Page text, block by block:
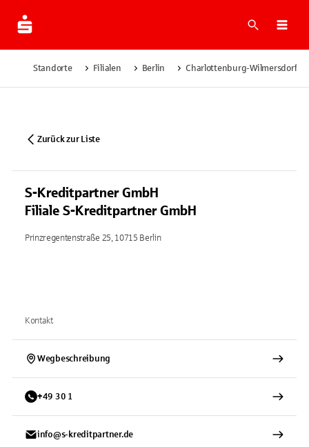
Suche
Standorte Filialen Berlin Charlottenburg-Wilmersdorf
Zurück zur Liste
S-Kreditpartner GmbH
Filiale S-Kreditpartner GmbH
Prinzregentenstraße 25, 10715 Berlin
Kontakt
Wegbeschreibung
+49 30 1
info@s-kreditpartner.de